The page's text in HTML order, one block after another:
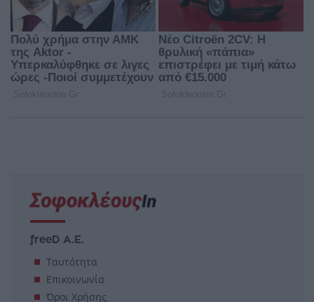
freeD Α.Ε.
Ταυτότητα
Επικοινωνία
Όροι Χρήσης